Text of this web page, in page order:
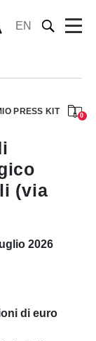
EN
PRESS KIT 0
(via
2026
di euro